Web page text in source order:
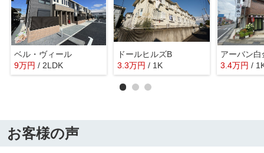
ベル・ヴィール
9万円 / 2LDK
ドールヒルズB
3.3万円 / 1K
アーバン白
3.4万円 /
お客様の声